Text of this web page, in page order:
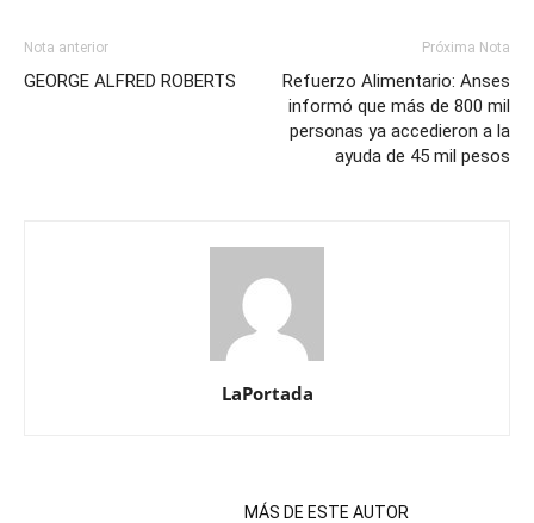
Nota anterior
GEORGE ALFRED ROBERTS
Próxima Nota
Refuerzo Alimentario: Anses
informó que más de 800 mil
personas ya accedieron a la
ayuda de 45 mil pesos
LaPortada
MÁS DE ESTE AUTOR